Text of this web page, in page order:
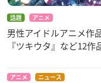
話題 アニメ
男性アイドルアニメ作
『ツキウタ』など12作
アニメ ニュース